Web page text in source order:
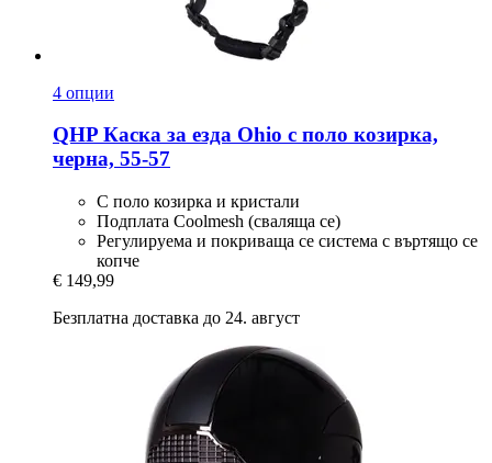
4 опции
QHP Каска за езда Ohio с поло козирка,
черна, 55-​57
С поло козирка и кристали
Подплата Coolmesh (сваляща се)
Регулируема и покриваща се система с въртящо се
копче
€ 149,99
Безплатна доставка до 24. август